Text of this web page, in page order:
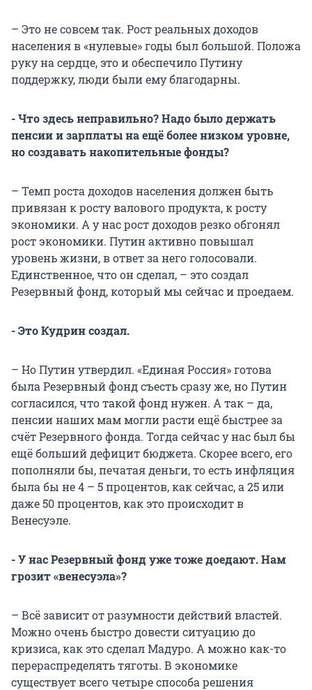
– Это не совсем так. Рост реальных доходов
населения в «нулевые» годы был большой. Положа
руку на сердце, это и обеспечило Путину
поддержку, люди были ему благодарны.
- Что здесь неправильно? Надо было держать
пенсии и зарплаты на ещё более низком уровне,
но создавать накопительные фонды?
– Темп роста доходов населения должен быть
привязан к росту валового продукта, к росту
экономики. А у нас рост доходов резко обгонял
рост экономики. Путин активно повышал
уровень жизни, в ответ за него голосовали.
Единственное, что он сделал, – это создал
Резервный фонд, который мы сейчас и проедаем.
- Это Кудрин создал.
– Но Путин утвердил. «Единая Россия» готова
была Резервный фонд съесть сразу же, но Путин
согласился, что такой фонд нужен. А так – да,
пенсии наших мам могли расти ещё быстрее за
счёт Резервного фонда. Тогда сейчас у нас был бы
ещё больший дефицит бюджета. Скорее всего, его
пополняли бы, печатая деньги, то есть инфляция
была бы не 4 – 5 процентов, как сейчас, а 25 или
даже 50 процентов, как это происходит в
Венесуэле.
- У нас Резервный фонд уже тоже доедают. Нам
грозит «венесуэла»?
– Всё зависит от разумности действий властей.
Можно очень быстро довести ситуацию до
кризиса, как это сделал Мадуро. А можно как-то
перераспределять тяготы. В экономике
существует всего четыре способа решения